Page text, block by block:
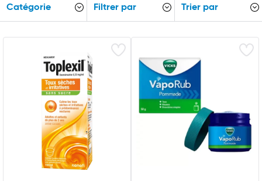
Catégorie Filtrer par Trier par